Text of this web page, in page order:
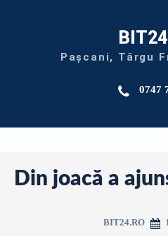
Pașcani, Târgu
0747
Din joacă a
BIT24.RO